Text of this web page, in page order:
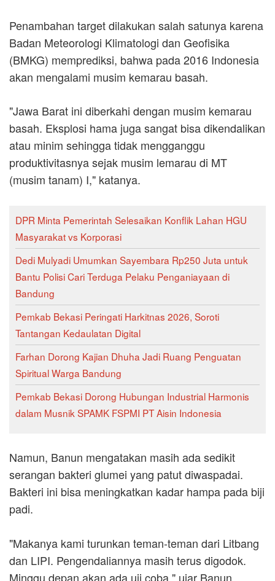
Penambahan target dilakukan salah satunya karena
Badan Meteorologi Klimatologi dan Geofisika
(BMKG) memprediksi, bahwa pada 2016 Indonesia
akan mengalami musim kemarau basah.
"Jawa Barat ini diberkahi dengan musim kemarau
basah. Eksplosi hama juga sangat bisa dikendalikan
atau minim sehingga tidak mengganggu
produktivitasnya sejak musim lemarau di MT
(musim tanam) I," katanya.
DPR Minta Pemerintah Selesaikan Konflik Lahan HGU
Masyarakat vs Korporasi
Dedi Mulyadi Umumkan Sayembara Rp250 Juta untuk
Bantu Polisi Cari Terduga Pelaku Penganiayaan di
Bandung
Pemkab Bekasi Peringati Harkitnas 2026, Soroti
Tantangan Kedaulatan Digital
Farhan Dorong Kajian Dhuha Jadi Ruang Penguatan
Spiritual Warga Bandung
Pemkab Bekasi Dorong Hubungan Industrial Harmonis
dalam Musnik SPAMK FSPMI PT Aisin Indonesia
Namun, Banun mengatakan masih ada sedikit
serangan bakteri glumei yang patut diwaspadai.
Bakteri ini bisa meningkatkan kadar hampa pada biji
padi.
"Makanya kami turunkan teman-teman dari Litbang
dan LIPI. Pengendaliannya masih terus digodok.
Minggu depan akan ada uji coba," ujar Banun.